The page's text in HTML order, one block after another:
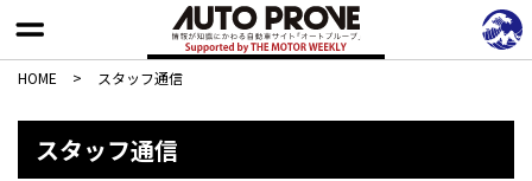
HOME > スタッフ通信
スタッフ通信